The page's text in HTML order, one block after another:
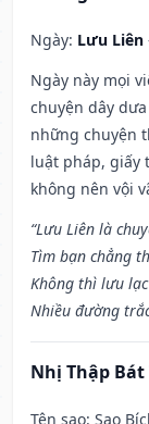
Ngày: Lưu Liên
Ngày này mọi
chuyện dây
những chuyện
luật pháp, giấy
không nên vội
“Lưu Liên là
Tìm bạn chẳng
Không thì lưu
Nhiều đường
Nhị Thập Bát
Tên sao: Sao